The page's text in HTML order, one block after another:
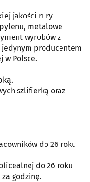
jakości rury
metalowe
wyrobów z
jedynym producentem
w Polsce.
szlifierką oraz
do 26 roku
do 26 roku
za godzinę.